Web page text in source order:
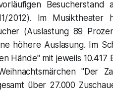
Besucherstand
2012). Im Musiktheater
(Auslastung 89
höhere Auslasung. Im
Hände" mit jeweils
"Der
über 27.000